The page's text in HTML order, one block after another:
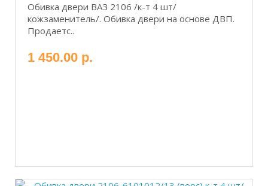
Обивка двери ВАЗ 2106 /к-т 4 шт/
кожзаменитель/. Обивка двери на основе ДВП.
Продаетс..
1 450.00 р.